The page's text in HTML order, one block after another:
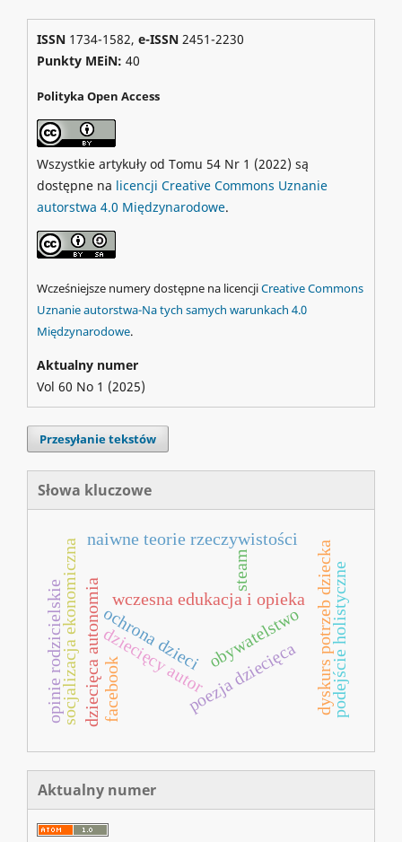
ISSN1734-1582, e-ISSN2451-2230
Punkty MEiN: 40
Polityka Open Access
Wszystkie artykuły od Tomu 54 Nr 1 (2022) są
dostępne na licencji Creative Commons Uznanie
autorstwa 4.0 Międzynarodowe.
Wcześniejsze numery dostępne na licencjiCreative Commons
Uznanie autorstwa-Na tych samych warunkach 4.0
Międzynarodowe.
Aktualny numer
Vol 60 No 1 (2025)
Przesyłanie tekstów
Słowa kluczowe
wczesna edukacja i opieka
dziecięca autonomia
socjalizacja ekonomiczna dziecięcy autorpoezja dziecięca dyskurs potrzeb dziecka
ochrona dzieci
opinie rodzicielskie
steam podejście holistyczne
obywatelstwo
naiwne teorie rzeczywistości
facebook
Aktualny numer